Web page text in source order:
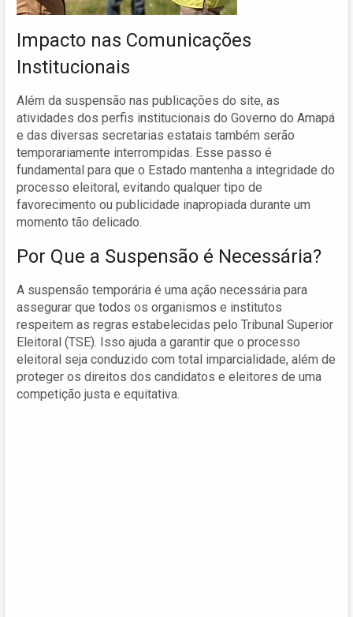
Impacto nas Comunicações
Institucionais
Além da suspensão nas publicações do site, as
atividades dos perfis institucionais do Governo do Amapá
e das diversas secretarias estatais também serão
temporariamente interrompidas. Esse passo é
fundamental para que o Estado mantenha a integridade do
processo eleitoral, evitando qualquer tipo de
favorecimento ou publicidade inapropiada durante um
momento tão delicado.
Por Que a Suspensão é Necessária?
A suspensão temporária é uma ação necessária para
assegurar que todos os organismos e institutos
respeitem as regras estabelecidas pelo Tribunal Superior
Eleitoral (TSE). Isso ajuda a garantir que o processo
eleitoral seja conduzido com total imparcialidade, além de
proteger os direitos dos candidatos e eleitores de uma
competição justa e equitativa.